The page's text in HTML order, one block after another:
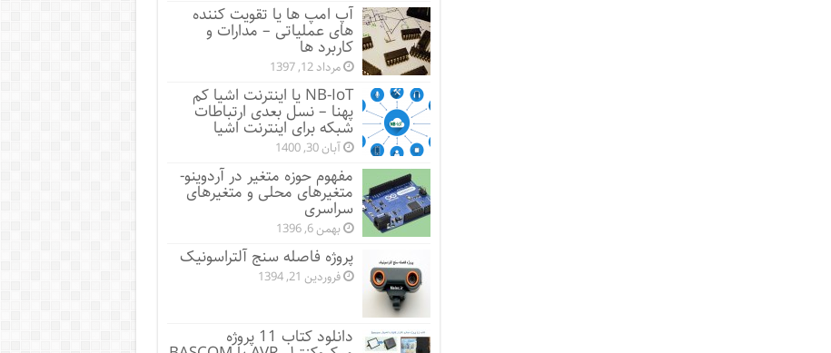
آپ امپ ها یا تقویت کننده
های عملیاتی – مدارات و
کاربرد ها
مرداد 12, 1397
NB-IoT یا اینترنت اشیا کم
پهنا – نسل بعدی ارتباطات
شبکه برای اینترنت اشیا
آبان 30, 1400
مفهوم حوزه متغیر در آردوینو-
متغیرهای محلی و متغیرهای
سراسری
بهمن 6, 1396
پروژه فاصله سنج آلتراسونیک
فروردین 21, 1394
دانلود کتاب 11 پروژه